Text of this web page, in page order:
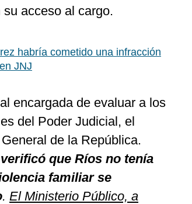
su acceso al cargo.
habría cometido una infracción
JNJ
encargada de evaluar a los
del Poder Judicial, el
de la República.
que Ríos no tenía
familiar se
. El Ministerio Público, a